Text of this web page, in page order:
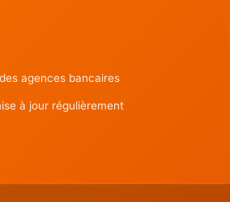
agences bancaires
à jour régulièrement